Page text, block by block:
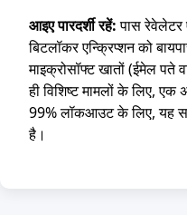
आइए पारदर्शी रहें:पास रेवेलेटर
बिटलॉकर एन्क्रिप्शन को
माइक्रोसॉफ्ट खातों (ईमेल पते
ही विशिष्ट मामलों के लिए,
99% लॉकआउट के लिए, यह
है।